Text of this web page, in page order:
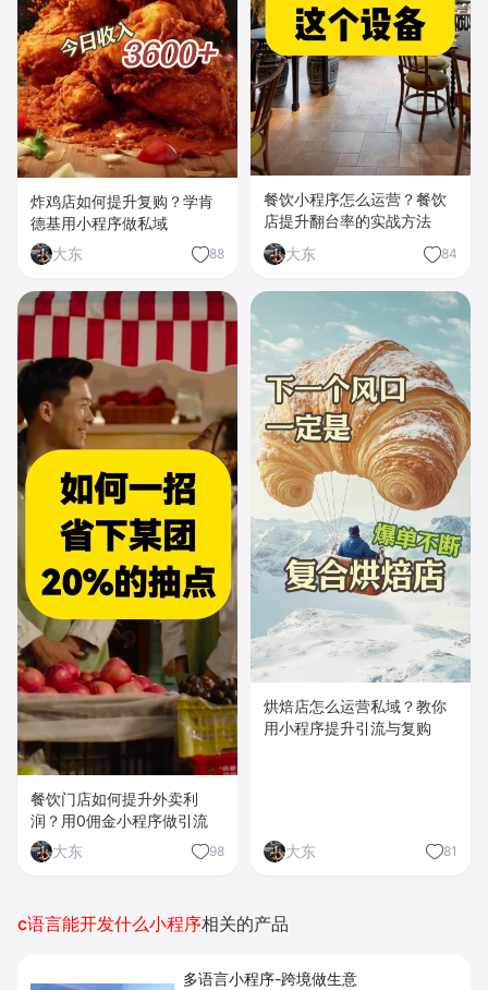
炸鸡店如何提升复购？学肯
德基用小程序做私域
大东
88
餐饮小程序怎么运营？餐饮
店提升翻台率的实战方法
大东
84
餐饮门店如何提升外卖利
润？用0佣金小程序做引流
大东
98
烘焙店怎么运营私域？教你
用小程序提升引流与复购
大东 81
c语言能开发什么小程序相关的产品
多语言小程序-跨境做生意